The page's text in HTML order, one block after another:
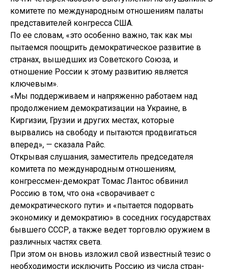
комитете по международным отношениям палаты
представителей конгресса США.
По ее словам, «это особенно важно, так как мы
пытаемся поощрить демократическое развитие в
странах, вышедших из Советского Союза, и
отношение России к этому развитию является
ключевым».
«Мы поддерживаем и напряженно работаем над
продолжением демократизации на Украине, в
Киргизии, Грузии и других местах, которые
вырвались на свободу и пытаются продвигаться
вперед», — сказала Райс.
Открывая слушания, заместитель председателя
комитета по международным отношениям,
конгрессмен-демократ Томас Лантос обвинил
Россию в том, что она «сворачивает с
демократического пути» и «пытается подорвать
экономику и демократию» в соседних государствах
бывшего СССР, а также ведет торговлю оружием в
различных частях света.
При этом он вновь изложил свой известный тезис о
необходимости исключить Россию из числа стран-